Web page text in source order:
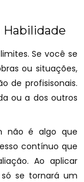
Habilidade
Se você se
ou situações,
de profisisonais.
ou a dos outros
não é algo que
contínuo que
Ao aplicar
se tornará um